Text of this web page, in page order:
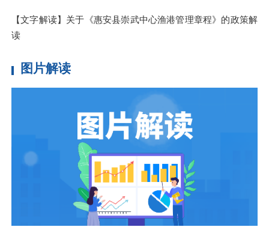
【文字解读】关于《惠安县崇武中心渔港管理章程》的政策解
读
图片解读